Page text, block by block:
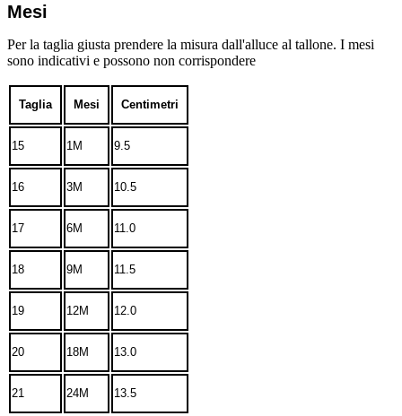
Mesi
Per la taglia giusta prendere la misura dall'alluce al tallone. I mesi
sono indicativi e possono non corrispondere
Taglia Mesi Centimetri
15 1M 9.5
16 3M 10.5
17 6M 11.0
18 9M 11.5
19 12M 12.0
20 18M 13.0
21 24M 13.5